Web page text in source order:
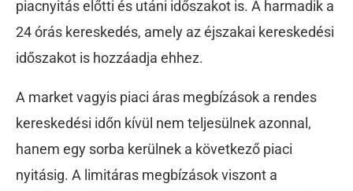
piacnyitás előtti és utáni időszakot is. A harmadik a
24 órás kereskedés, amely az éjszakai kereskedési
időszakot is hozzáadja ehhez.
A market vagyis piaci áras megbízások a rendes
kereskedési időn kívül nem teljesülnek azonnal,
hanem egy sorba kerülnek a következő piaci
nyitásig. A limitáras megbízások viszont a